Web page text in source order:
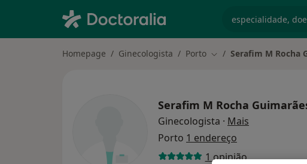
Homepage Ginecologista Porto Mudar de cidade
Serafim M Rocha
Serafim M Rocha
Ginecologista · Mais
Porto 1 endereço
1 opinião